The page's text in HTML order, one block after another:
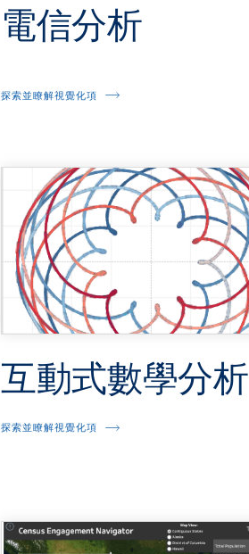
電信分析
探索並瞭解視覺化項
互動式數學分析
探索並瞭解視覺化項